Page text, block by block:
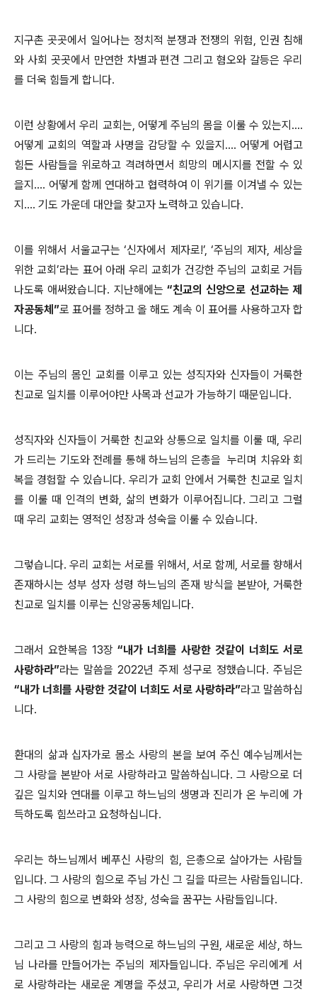
지구촌 곳곳에서 일어나는 정치적 분쟁과 전쟁의 위험, 인권 침해
와 사회 곳곳에서 만연한 차별과 편견 그리고 혐오와 갈등은 우리
를 더욱 힘들게 합니다.
이런 상황에서 우리 교회는, 어떻게 주님의 몸을 이룰 수 있는지….
어떻게 교회의 역할과 사명을 감당할 수 있을지…. 어떻게 어렵고
힘든 사람들을 위로하고 격려하면서 희망의 메시지를 전할 수 있
을지…. 어떻게 함께 연대하고 협력하여 이 위기를 이겨낼 수 있는
지…. 기도 가운데 대안을 찾고자 노력하고 있습니다.
이를 위해서 서울교구는 ‘신자에서 제자로!’, ‘주님의 제자, 세상을
위한 교회’라는 표어 아래 우리 교회가 건강한 주님의 교회로 거듭
나도록 애써왔습니다. 지난해에는 “친교의 신앙으로 선교하는 제
자공동체”로 표어를 정하고 올 해도 계속 이 표어를 사용하고자 합
니다.
이는 주님의 몸인 교회를 이루고 있는 성직자와 신자들이 거룩한
친교로 일치를 이루어야만 사목과 선교가 가능하기 때문입니다.
성직자와 신자들이 거룩한 친교와 상통으로 일치를 이룰 때, 우리
가 드리는 기도와 전례를 통해 하느님의 은총을 누리며 치유와 회
복을 경험할 수 있습니다. 우리가 교회 안에서 거룩한 친교로 일치
를 이룰 때 인격의 변화, 삶의 변화가 이루어집니다. 그리고 그럴
때 우리 교회는 영적인 성장과 성숙을 이룰 수 있습니다.
그렇습니다. 우리 교회는 서로를 위해서, 서로 함께, 서로를 향해서
존재하시는 성부 성자 성령 하느님의 존재 방식을 본받아, 거룩한
친교로 일치를 이루는 신앙공동체입니다.
그래서 요한복음 13장 “내가 너희를 사랑한 것같이 너희도 서로
사랑하라”라는 말씀을 2022년 주제 성구로 정했습니다. 주님은
“내가 너희를 사랑한 것같이 너희도 서로 사랑하라”라고 말씀하십
니다.
환대의 삶과 십자가로 몸소 사랑의 본을 보여 주신 예수님께서는
그 사랑을 본받아 서로 사랑하라고 말씀하십니다. 그 사랑으로 더
깊은 일치와 연대를 이루고 하느님의 생명과 진리가 온 누리에 가
득하도록 힘쓰라고 요청하십니다.
우리는 하느님께서 베푸신 사랑의 힘, 은총으로 살아가는 사람들
입니다. 그 사랑의 힘으로 주님 가신 그 길을 따르는 사람들입니다.
그 사랑의 힘으로 변화와 성장, 성숙을 꿈꾸는 사람들입니다.
그리고 그 사랑의 힘과 능력으로 하느님의 구원, 새로운 세상, 하느
님 나라를 만들어가는 주님의 제자들입니다. 주님은 우리에게 서
로 사랑하라는 새로운 계명을 주셨고, 우리가 서로 사랑하면 그것